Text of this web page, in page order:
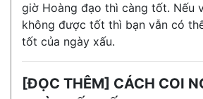
giờ Hoàng đạo thì càng tốt. Nếu
không được tốt thì bạn vẫn có
tốt của ngày xấu.
[ĐỌC THÊM] CÁCH COI